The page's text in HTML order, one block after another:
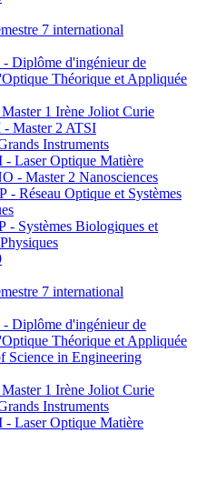
7 international
Diplôme d'ingénieur de
Théorique et Appliquée
1 Irène Joliot Curie
Master 2 ATSI
Instruments
Laser Optique Matière
- Master 2 Nanosciences
- Réseau Optique et Systèmes
- Systèmes Biologiques et
7 international
Diplôme d'ingénieur de
Théorique et Appliquée
Science in Engineering
1 Irène Joliot Curie
Instruments
Laser Optique Matière